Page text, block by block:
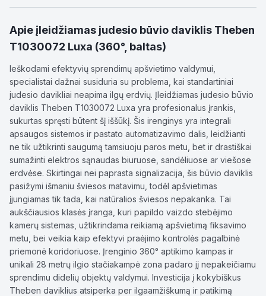
Apie įleidžiamas judesio būvio daviklis Theben
T1030072 Luxa (360°, baltas)
Ieškodami efektyvių sprendimų apšvietimo valdymui,
specialistai dažnai susiduria su problema, kai standartiniai
judesio davikliai neapima ilgų erdvių. Įleidžiamas judesio būvio
daviklis Theben T1030072 Luxa yra profesionalus įrankis,
sukurtas spręsti būtent šį iššūkį. Šis irenginys yra integrali
apsaugos sistemos ir pastato automatizavimo dalis, leidžianti
ne tik užtikrinti saugumą tamsiuoju paros metu, bet ir drastiškai
sumažinti elektros sąnaudas biuruose, sandėliuose ar viešose
erdvėse. Skirtingai nei paprasta signalizacija, šis būvio daviklis
pasižymi išmaniu šviesos matavimu, todėl apšvietimas
įjungiamas tik tada, kai natūralios šviesos nepakanka. Tai
aukščiausios klasės įranga, kuri papildo vaizdo stebėjimo
kamerų sistemas, užtikrindama reikiamą apšvietimą fiksavimo
metu, bei veikia kaip efektyvi praėjimo kontrolės pagalbinė
priemonė koridoriuose. Įrenginio 360° aptikimo kampas ir
unikali 28 metrų ilgio stačiakampė zona padaro jį nepakeičiamu
sprendimu didelių objektų valdymui. Investicija į kokybiškus
Theben daviklius atsiperka per ilgaamžiškumą ir patikimą